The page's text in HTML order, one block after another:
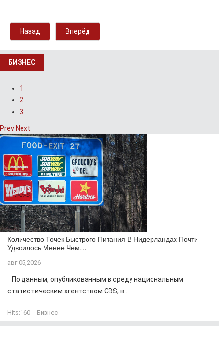
Назад Вперёд
БИЗНЕС
1
2
3
Prev Next
Количество Точек Быстрого Питания В Нидерландах Почти
Удвоилось Менее Чем…
авг 05,2026
По данным, опубликованным в среду национальным
статистическим агентством CBS, в...
Hits:160 Бизнес